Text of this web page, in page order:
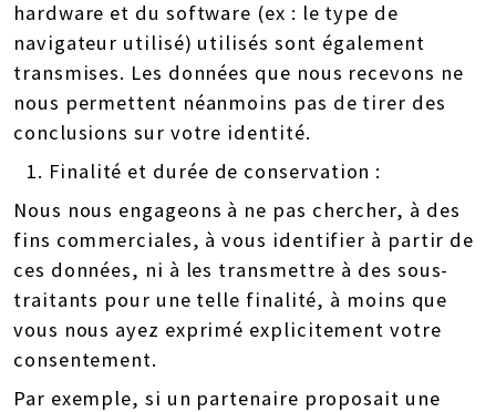
hardware et du software (ex : le type de
navigateur utilisé) utilisés sont également
transmises. Les données que nous recevons ne
nous permettent néanmoins pas de tirer des
conclusions sur votre identité.
Finalité et durée de conservation :
Nous nous engageons à ne pas chercher, à des
fins commerciales, à vous identifier à partir de
ces données, ni à les transmettre à des sous-
traitants pour une telle finalité, à moins que
vous nous ayez exprimé explicitement votre
consentement.
Par exemple, si un partenaire proposait une